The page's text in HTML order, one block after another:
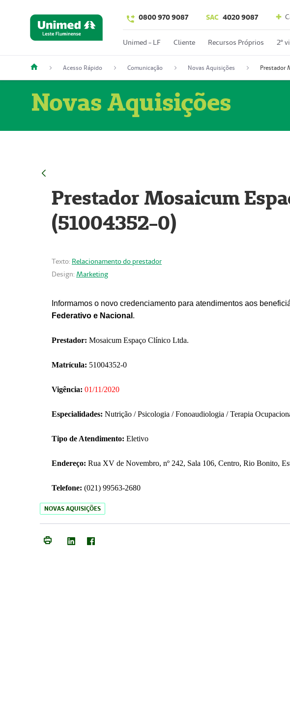
0800 970 9087 SAC 4020 9087
Unimed - LF Cliente Recursos Próprios 2º
Acesso Rápido Comunicação Novas Aquisições
Novas Aquisições
Prestador Mosaicum
(51004352-0)
Texto: Relacionamento do prestador
Design: Marketing
Informamos o novo credenciamento para atendimentos aos
Federativo e Nacional .
Prestador: Mosaicum Espaço Clínico Ltda.
Matrícula: 51004352-0
Vigência: 01/11/2020
Especialidades: Nutrição / Psicologia / Fonoaudiologia / Terapia
Tipo de Atendimento: Eletivo
Endereço: Rua XV de Novembro, nº 242, Sala 106, Centro, Rio Bonito,
Telefone: (021) 99563-2680
NOVAS AQUISIÇÕES